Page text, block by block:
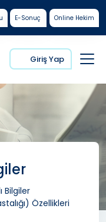
E-Sonuç Online Hekim
Giriş Yap
Bilgiler
Özellikleri